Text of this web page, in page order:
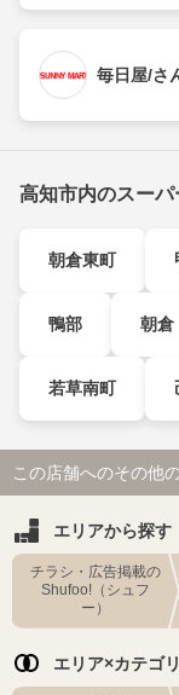
毎日屋/さ
高知市内のスー
朝倉東町
鴨部 朝倉
若草南町
この店舗へのその他
エリアから探す
チラシ・広告掲載の
Shufoo!（シュフ
ー）
エリア×カテゴ